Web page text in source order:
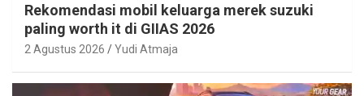
Rekomendasi mobil keluarga merek suzuki
paling worth it di GIIAS 2026
2 Agustus 2026 Yudi Atmaja